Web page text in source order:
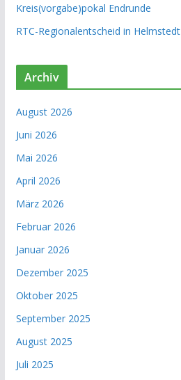
Kreis(vorgabe)pokal Endrunde
RTC-Regionalentscheid in Helmstedt
Archiv
August 2026
Juni 2026
Mai 2026
April 2026
März 2026
Februar 2026
Januar 2026
Dezember 2025
Oktober 2025
September 2025
August 2025
Juli 2025